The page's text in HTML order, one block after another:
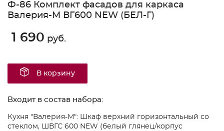
Ф-86 Комплект фасадов для каркаса
Валерия-М ВГ600 NEW (БЕЛ-Г)
1 690 руб.
В корзину
Входит в состав набора:
Кухня "Валерия-М": Шкаф верхний горизонтальный со
стеклом, ШВГС 600 NEW (белый глянец/корпус